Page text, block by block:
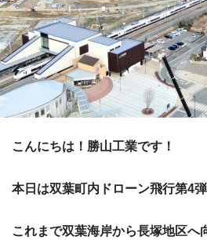
こんにちは！勝山工業です！
本日は双葉町内ドローン飛行第4
これまで双葉海岸から長塚地区へ